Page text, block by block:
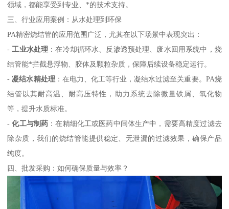
领域，都能享受到专业、*的技术支持。
三、行业应用案例：从水处理到环保
PA精密烧结管的应用范围广泛，尤其在以下场景中表现突出：
-工业水处理 ：在冷却循环水、反渗透预处理、废水回用系统中，烧
结管能*拦截悬浮物、胶体及颗粒杂质，保障后续设备稳定运行。
-凝结水精处理：在电力、化工等行业，凝结水过滤至关重要。PA烧
结管以其耐高温、耐高压特性，助力系统去除微量铁屑、氧化物
等，提升水质标准。
-化工与制药 ：在精细化工或医药中间体生产中，需要高精度过滤去
除杂质，我们的烧结管能提供稳定、无泄漏的过滤效果，确保产品
纯度。
四、批发采购：如何确保质量与效率？